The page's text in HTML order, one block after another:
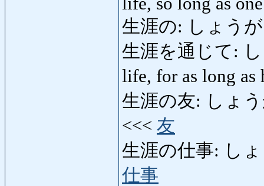
生涯の: しょう
生涯を通じて:
life, for as long
生涯の友: しょ
<<< 友
生涯の仕事: し
仕事